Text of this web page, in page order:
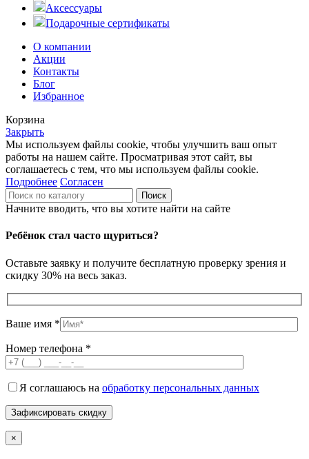
Аксессуары
Подарочные сертификаты
О компании
Акции
Контакты
Блог
Избранное
Корзина
Закрыть
Мы используем файлы cookie, чтобы улучшить ваш опыт
работы на нашем сайте. Просматривая этот сайт, вы
соглашаетесь с тем, что мы используем файлы cookie.
Подробнее Согласен
Поиск
Начните вводить, что вы хотите найти на сайте
Ребёнок стал часто щуриться?
Оставьте заявку и получите бесплатную проверку зрения и
скидку 30% на весь заказ.
Ваше имя *
Номер телефона *
Я соглашаюсь на обработку персональных данных
×